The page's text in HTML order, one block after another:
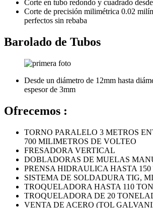
Corte en tubo redondo y cuadrado
Corte de precisión milimétrica 0.02
perfectos sin rebaba
Barolado de Tubos
Desde un diámetro de 12mm hasta
espesor de 3mm
Ofrecemos :
TORNO PARALELO 3 METROS
700 MILIMETROS DE VOLTEO
FRESADORA VERTICAL
DOBLADORAS DE MUELAS
PRENSA HIDRAULICA HASTA
SISTEMA DE SOLDADURA TIG,
TROQUELADORA HASTA 110
TROQUELADORA DE 20
VENTA DE ACERO (TOL